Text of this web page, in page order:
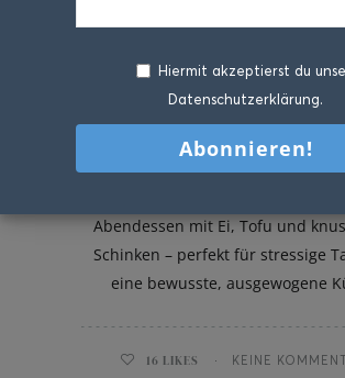
High Protein Ramen
Abendessen mit Ei, Tofu und
Schinken – perfekt für stressige
eine bewusste, ausgewogene
16 LIKES KEINE
Hiermit akzeptierst du
Datenschutzerklärung.